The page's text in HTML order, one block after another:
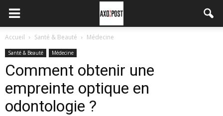
Accueil Santé & Beauté Médecine
Santé & Beauté Médecine
Comment obtenir une
empreinte optique en
odontologie ?